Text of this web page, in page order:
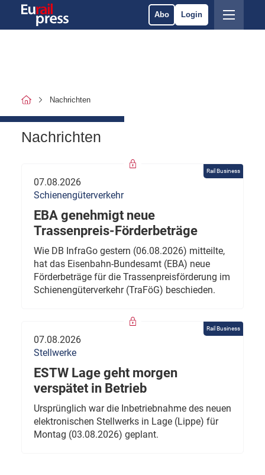
Abo Login
Nachrichten
Nachrichten
Rail Business
07.08.2026
Schienengüterverkehr
EBA genehmigt neue
Trassenpreis-Förderbeträge
Wie DB InfraGo gestern (06.08.2026) mitteilte,
hat das Eisenbahn-Bundesamt (EBA) neue
Förderbeträge für die Trassenpreisförderung im
Schienengüterverkehr (TraFöG) beschieden.
Rail Business
07.08.2026
Stellwerke
ESTW Lage geht morgen
verspätet in Betrieb
Ursprünglich war die Inbetriebnahme des neuen
elektronischen Stellwerks in Lage (Lippe) für
Montag (03.08.2026) geplant.